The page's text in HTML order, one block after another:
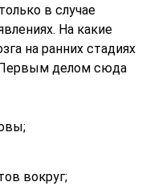
в случае
На какие
на ранних стадиях
Первым делом сюда
вокруг;